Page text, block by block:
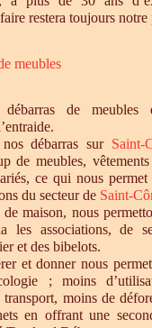
restera toujours
meubles
de meubles
débarras sur Saint-
de meubles,
ce qui nous
du secteur de Saint-
maison, nous
les associations, de
et des bibelots.
et donner nous
; moins
moins de
en offrant une